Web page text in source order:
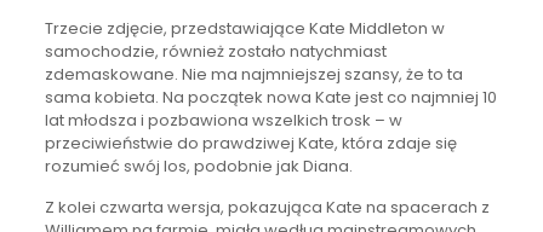
Trzecie zdjęcie, przedstawiające Kate Middleton w
samochodzie, również zostało natychmiast
zdemaskowane. Nie ma najmniejszej szansy, że to ta
sama kobieta. Na początek nowa Kate jest co najmniej 10
lat młodsza i pozbawiona wszelkich trosk – w
przeciwieństwie do prawdziwej Kate, która zdaje się
rozumieć swój los, podobnie jak Diana.
Z kolei czwarta wersja, pokazująca Kate na spacerach z